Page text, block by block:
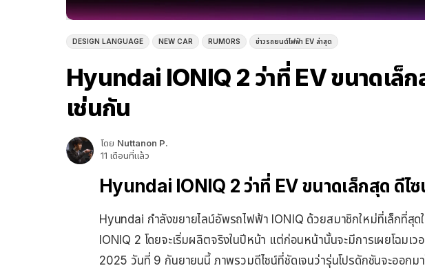
DESIGN LANGUAGE NEW CAR RUMORS ข่าวรถยนต์ไฟฟ้า EV ล่าสุด
Hyundai IONIQ 2 ว่าที่ EV ขนาดเล็ก
เช่นกัน
โดย Nuttanon P.
11 เดือนที่แล้ว
Hyundai IONIQ 2 ว่าที่ EV ขนาดเล็กสุด ดีไซ
Hyundai กำลังขยายไลน์อัพรถไฟฟ้า IONIQ ด้วยสมาชิกใหม่ที่เล็กที่สุดใ
IONIQ 2 โดยจะเริ่มผลิตจริงในปีหน้า แต่ก่อนหน้านั้นจะมีการเผยโฉมเ
2025 วันที่ 9 กันยายนนี้ ภาพรวมดีไซน์ที่ชัดเจนว่ารุ่นโปรดักชันจะออกม